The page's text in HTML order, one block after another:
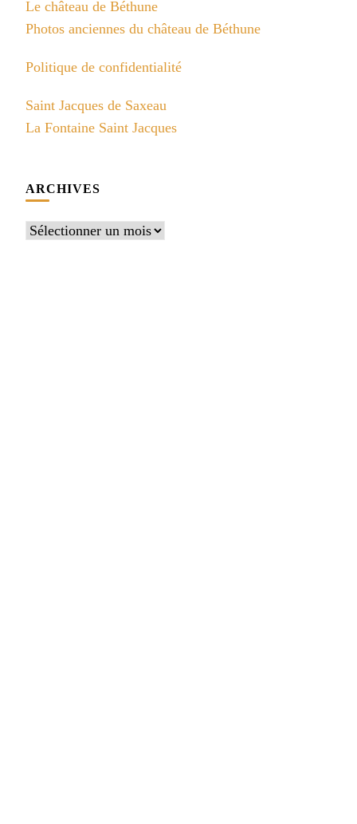
Le château de Béthune
Photos anciennes du château de Béthune
Politique de confidentialité
Saint Jacques de Saxeau
La Fontaine Saint Jacques
ARCHIVES
Archives